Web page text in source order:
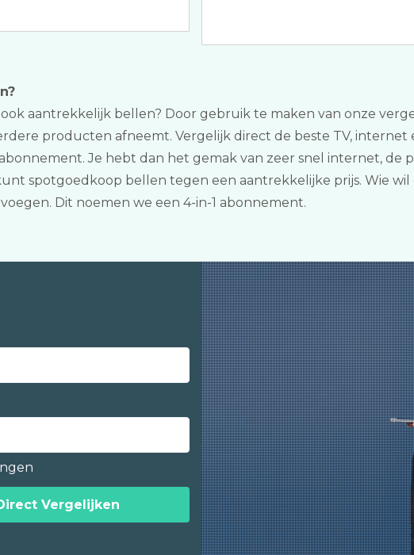
aantrekkelijk bellen? Door gebruik te maken van onze
producten afneemt. Vergelijk direct de beste TV,
Je hebt dan het gemak van zeer snel internet, de
spotgoedkoop bellen tegen een aantrekkelijke prijs. Wie
Dit noemen we een 4-in-1 abonnement.
Vergelijken